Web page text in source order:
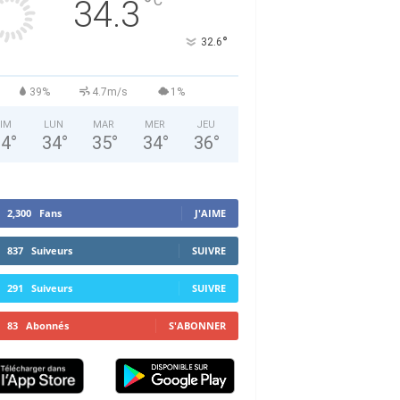
34.3
32.6°
39% 4.7m/s 1%
°
LUN
34°
MAR
35°
MER
34°
JEU
36°
2,300 Fans J'AIME
837 Suiveurs SUIVRE
291 Suiveurs SUIVRE
83 Abonnés S'ABONNER